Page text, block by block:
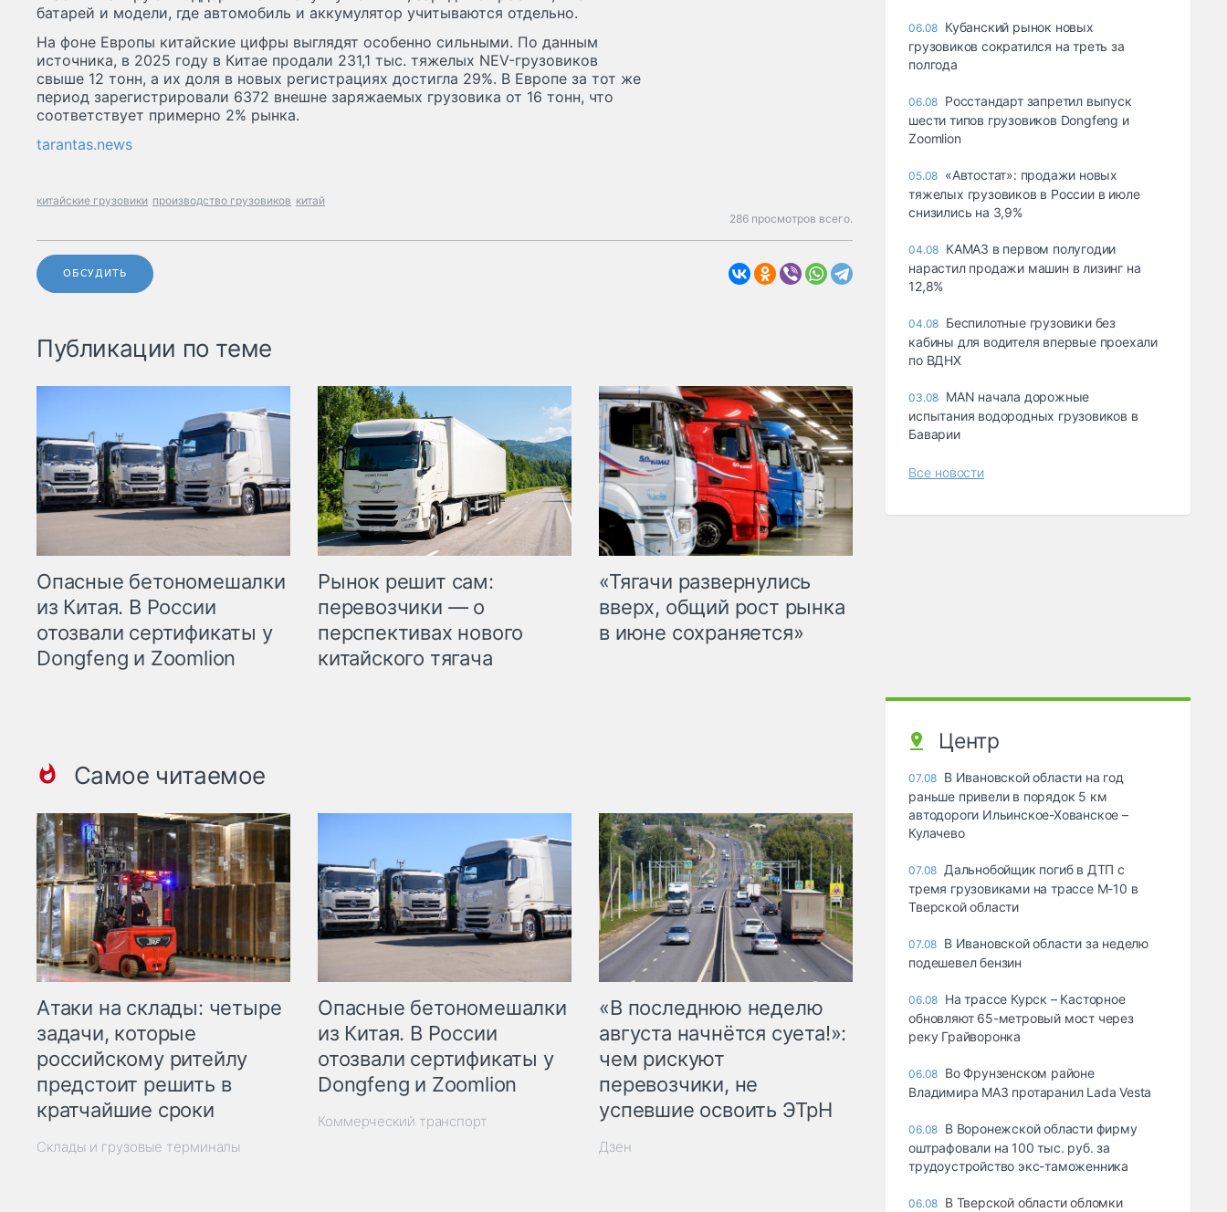
батарей и модели, где автомобиль и аккумулятор учитываются отдельно.
На фоне Европы китайские цифры выглядят особенно сильными. По данным
источника, в 2025 году в Китае продали 231,1 тыс. тяжелых NEV-грузовиков
свыше 12 тонн, а их доля в новых регистрациях достигла 29%. В Европе за тот же
период зарегистрировали 6372 внешне заряжаемых грузовика от 16 тонн, что
соответствует примерно 2% рынка.
tarantas.news
китайские грузовики производство грузовиков китай
286 просмотров всего.
ОБСУДИТЬ
Публикации по теме
Опасные бетономешалки
из Китая. В России
отозвали сертификаты у
Dongfeng и Zoomlion
Рынок решит сам:
перевозчики — о
перспективах нового
китайского тягача
«Тягачи развернулись
вверх, общий рост рынка
в июне сохраняется»
Самое читаемое
Атаки на склады: четыре
задачи, которые
российскому ритейлу
предстоит решить в
кратчайшие сроки
Склады и грузовые терминалы
Опасные бетономешалки
из Китая. В России
отозвали сертификаты у
Dongfeng и Zoomlion
Коммерческий транспорт
«В последнюю неделю
августа начнётся суета!»:
чем рискуют
перевозчики, не
успевшие освоить ЭТрН
Дзен
06.08 Кубанский рынок новых
грузовиков сократился на треть за
полгода
06.08 Росстандарт запретил выпуск
шести типов грузовиков Dongfeng и
Zoomlion
05.08 «Автостат»: продажи новых
тяжелых грузовиков в России в июле
снизились на 3,9%
04.08 КАМАЗ в первом полугодии
нарастил продажи машин в лизинг на
12,8%
04.08 Беспилотные грузовики без
кабины для водителя впервые проехали
по ВДНХ
03.08 MAN начала дорожные
испытания водородных грузовиков в
Баварии
Все новости
Центр
07.08 В Ивановской области на год
раньше привели в порядок 5 км
автодороги Ильинское-Хованское –
Кулачево
07.08 Дальнобойщик погиб в ДТП с
тремя грузовиками на трассе М-10 в
Тверской области
07.08 В Ивановской области за неделю
подешевел бензин
06.08 На трассе Курск – Касторное
обновляют 65-метровый мост через
реку Грайворонка
06.08 Во Фрунзенском районе
Владимира МАЗ протаранил Lada Vesta
06.08 В Воронежской области фирму
оштрафовали на 100 тыс. руб. за
трудоустройство экс-таможенника
06.08 В Тверской области обломки